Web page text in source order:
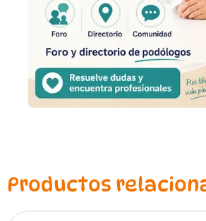
Productos